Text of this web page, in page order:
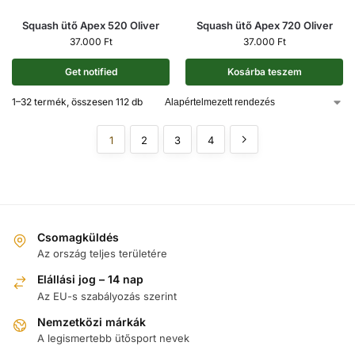
Squash ütő Apex 520 Oliver
37.000 Ft
Get notified
Squash ütő Apex 720 Oliver
37.000 Ft
Kosárba teszem
1–32 termék, összesen 112 db
1 2 3 4
Csomagküldés
Az ország teljes területére
Elállási jog – 14 nap
Az EU-s szabályozás szerint
Nemzetközi márkák
A legismertebb ütősport nevek